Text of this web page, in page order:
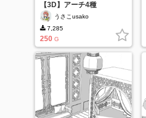
【3D】アーチ4種
うさこusako
7,285
250 G